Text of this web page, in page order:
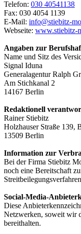
Telefon: 030 40541138
Fax: 030 4054 1139
E-Mail: info@stiebitz-
Webseite: www.stiebitz-
Angaben zur
Name und Sitz des
Signal Iduna
Generalagentur Ralph
Am Stichkanal 2
14167 Berlin
Redaktionell
Rainer Stiebitz
Holzhauser Straße 139,
13509 Berlin
Information zur
Bei der Firma Stiebitz
noch eine Bereitschaft
Social-Media-
Diese
Netzwerken, soweit wir
bereithalten.